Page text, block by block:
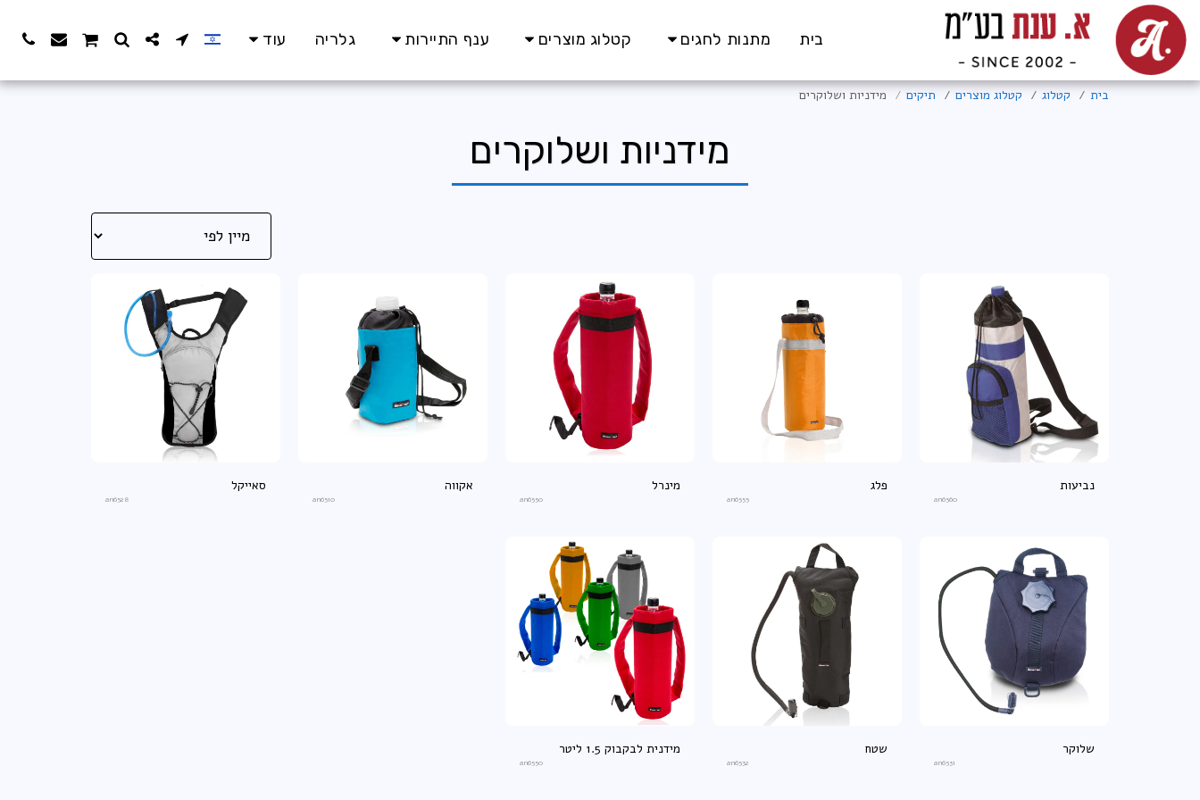
בית מתנות לחגים קטלוג מוצרים ענף התיירות גלריה עוד
בית קטלוג קטלוג מוצרים תיקים מידניות ושלוקרים
מידניות ושלוקרים
נביעות
an6560
פלג
an6555
מינרל
an6550
אקווה
an6510
סאייקל
an6528
שלוקר
an6531
שטח
an6532
מידנית לבקבוק 1.5 ליטר
an6550